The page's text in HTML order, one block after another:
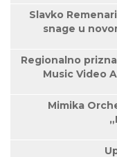
Slavko
snage u
Regionalno
Music Video
Mimika